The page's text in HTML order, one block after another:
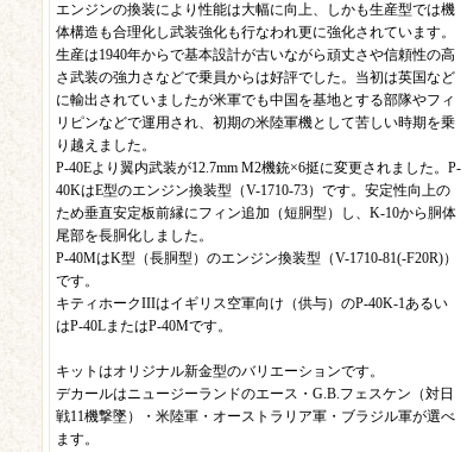
エンジンの換装により性能は大幅に向上、しかも生産型では機
体構造も合理化し武装強化も行なわれ更に強化されています。
生産は1940年からで基本設計が古いながら頑丈さや信頼性の高
さ武装の強力さなどで乗員からは好評でした。当初は英国など
に輸出されていましたが米軍でも中国を基地とする部隊やフィ
リピンなどで運用され、初期の米陸軍機として苦しい時期を乗
り越えました。
P-40Eより翼内武装が12.7mm M2機銃×6挺に変更されました。P-
40KはE型のエンジン換装型（V-1710-73）です。安定性向上の
ため垂直安定板前縁にフィン追加（短胴型）し、K-10から胴体
尾部を長胴化しました。
P-40MはK型（長胴型）のエンジン換装型（V-1710-81(-F20R)）
です。
キティホークIIIはイギリス空軍向け（供与）のP-40K-1あるい
はP-40LまたはP-40Mです。
キットはオリジナル新金型のバリエーションです。
デカールはニュージーランドのエース・G.B.フェスケン（対日
戦11機撃墜）・米陸軍・オーストラリア軍・ブラジル軍が選べ
ます。